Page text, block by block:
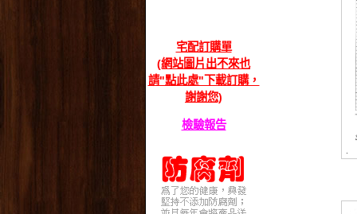
宅配訂購單
(網站圖片出不來也
請"點此處"下載訂購，
謝謝您)
檢驗報告